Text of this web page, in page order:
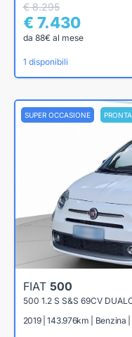
€ 8.295
€ 7.430
da 88€ al mese
1 disponibili
SUPER OCCASIONE
FIAT 500
500 1.2 S S&S 69CV
2019 | 143.976km | Benzina